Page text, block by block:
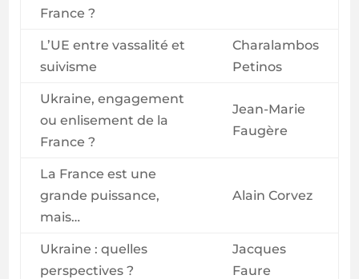
France ?
L’UE entre vassalité et
suivisme
Charalambos
Petinos
Ukraine, engagement
ou enlisement de la
France ?
Jean-Marie
Faugère
La France est une
grande puissance,
mais…
Alain Corvez
Ukraine : quelles
perspectives ?
Jacques
Faure